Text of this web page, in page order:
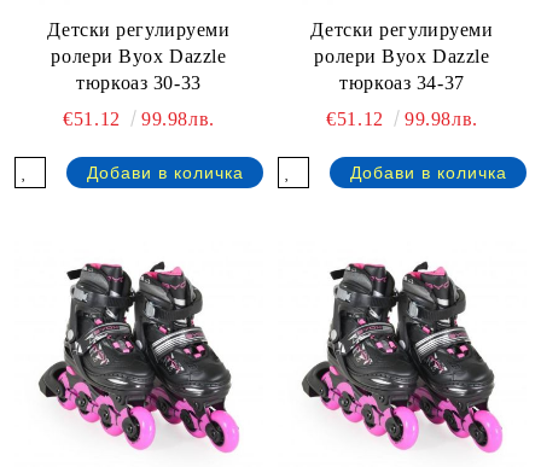
Детски регулируеми
ролери Byox Dazzle
тюркоаз 30-33
€51.12
99.98лв.
Детски регулируеми
ролери Byox Dazzle
тюркоаз 34-37
€51.12
99.98лв.